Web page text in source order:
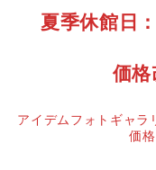
夏季休館日
価
アイデムフォトギャラ
価